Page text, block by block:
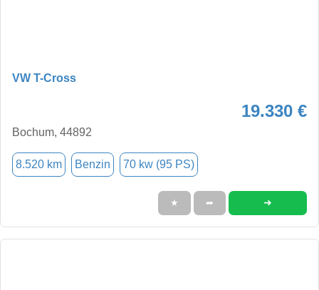
VW T-Cross
19.330 €
Bochum, 44892
8.520 km Benzin 70 kw (95 PS)
★ ➦ ➜